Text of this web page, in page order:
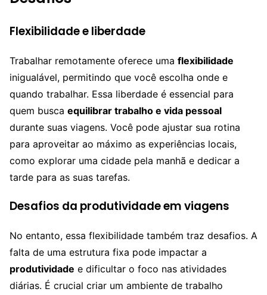
Flexibilidade e liberdade
Trabalhar remotamente oferece uma flexibilidade
inigualável, permitindo que você escolha onde e
quando trabalhar. Essa liberdade é essencial para
quem busca equilibrar trabalho e vida pessoal
durante suas viagens. Você pode ajustar sua rotina
para aproveitar ao máximo as experiências locais,
como explorar uma cidade pela manhã e dedicar a
tarde para as suas tarefas.
Desafios da produtividade em viagens
No entanto, essa flexibilidade também traz desafios. A
falta de uma estrutura fixa pode impactar a
produtividade e dificultar o foco nas atividades
diárias. É crucial criar um ambiente de trabalho